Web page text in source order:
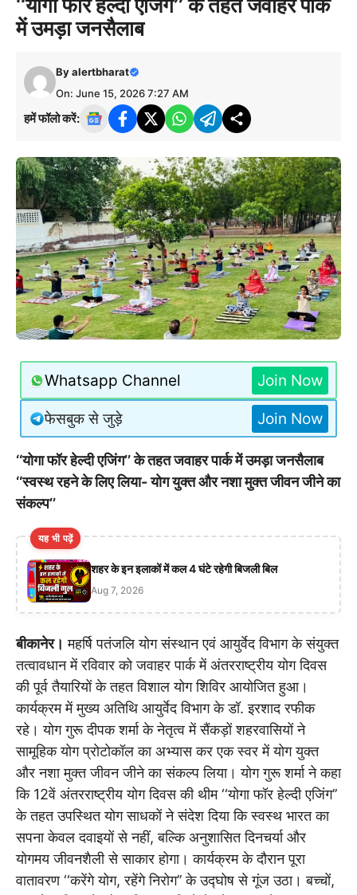
‘‘योगा फॉर हेल्दी एजिंग’’ के तहत जवाहर पार्क
में उमड़ा जनसैलाब
Byalertbharat
On: June 15, 2026 7:27 AM
हमें फॉलो करें:
Whatsapp Channel Join Now
फेसबुक से जुड़े Join Now
‘‘योगा फॉर हेल्दी एजिंग’’ के तहत जवाहर पार्क में उमड़ा जनसैलाब
‘‘स्वस्थ रहने के लिए लिया- योग युक्त और नशा मुक्त जीवन जीने का
संकल्प’’
यह भी पढ़ें
शहर के इन इलाकों में कल 4 घंटे रहेगी बिजली बिल
Aug 7, 2026
बीकानेर। महर्षि पतंजलि योग संस्थान एवं आयुर्वेद विभाग के संयुक्त
तत्वावधान में रविवार को जवाहर पार्क में अंतरराष्ट्रीय योग दिवस
की पूर्व तैयारियों के तहत विशाल योग शिविर आयोजित हुआ।
कार्यक्रम में मुख्य अतिथि आयुर्वेद विभाग के डॉ. इरशाद रफीक
रहे। योग गुरू दीपक शर्मा के नेतृत्व में सैंकड़ों शहरवासियों ने
सामूहिक योग प्रोटोकॉल का अभ्यास कर एक स्वर में योग युक्त
और नशा मुक्त जीवन जीने का संकल्प लिया। योग गुरू शर्मा ने कहा
कि 12वें अंतरराष्ट्रीय योग दिवस की थीम ‘‘योगा फॉर हेल्दी एजिंग’’
के तहत उपस्थित योग साधकों ने संदेश दिया कि स्वस्थ भारत का
सपना केवल दवाइयों से नहीं, बल्कि अनुशासित दिनचर्या और
योगमय जीवनशैली से साकार होगा। कार्यक्रम के दौरान पूरा
वातावरण ‘‘करेंगे योग, रहेंगे निरोग’’ के उद्घोष से गूंज उठा। बच्चों,